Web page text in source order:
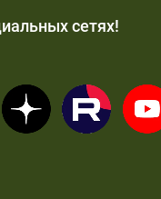
сетях!